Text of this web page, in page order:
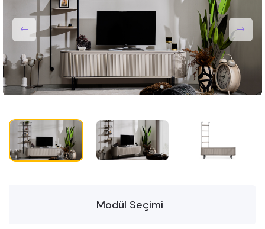
Modül Seçimi